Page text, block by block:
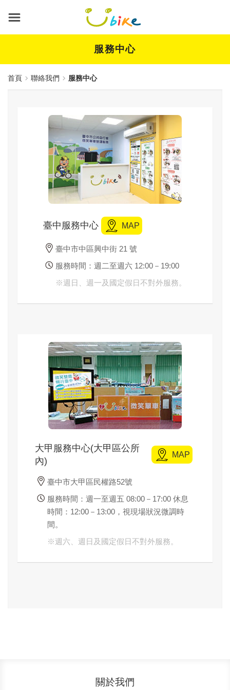
要
服務中心
首頁 聯絡我們 服務中心
標題
臺中服務中心 MAP
臺中市中區興中街 21 號
服務時間：週二至週六 12:00－19:00
※週日、週一及國定假日不對外服務。
標題
大甲服務中心(大甲區公所
內)
MAP
臺中市大甲區民權路52號
服務時間：週一至週五 08:00－17:00 休息
時間：12:00－13:00，視現場狀況微調時
間。
※週六、週日及國定假日不對外服務。
關於我們